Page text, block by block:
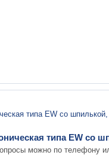
типа EW со
можно по телефону